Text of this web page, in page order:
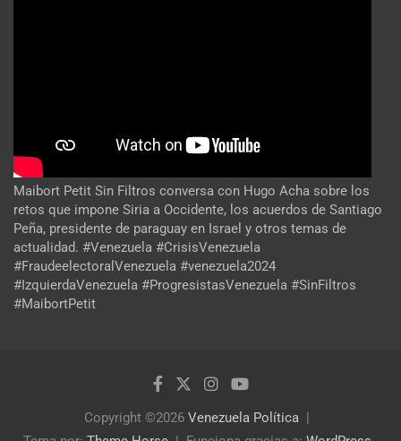
Maibort Petit Sin Filtros conversa con Hugo Acha sobre los
retos que impone Siria a Occidente, los acuerdos de Santiago
Peña, presidente de paraguay en Israel y otros temas de
actualidad. #Venezuela #CrisisVenezuela
#FraudeelectoralVenezuela #venezuela2024
#IzquierdaVenezuela #ProgresistasVenezuela #SinFiltros
#MaibortPetit
Copyright ©2026 Venezuela Política